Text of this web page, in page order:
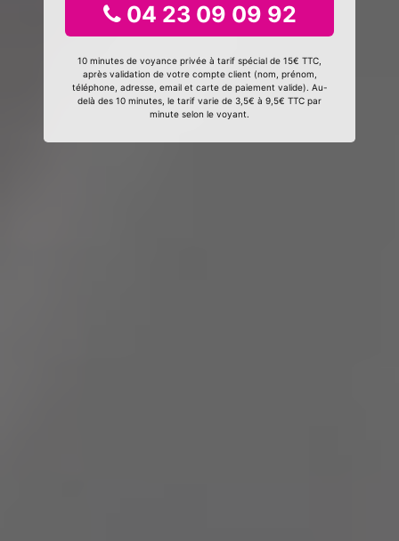
04 23 09 09 92
10 minutes de voyance privée à tarif spécial de 15€ TTC,
après validation de votre compte client (nom, prénom,
téléphone, adresse, email et carte de paiement valide). Au-
delà des 10 minutes, le tarif varie de 3,5€ à 9,5€ TTC par
minute selon le voyant.